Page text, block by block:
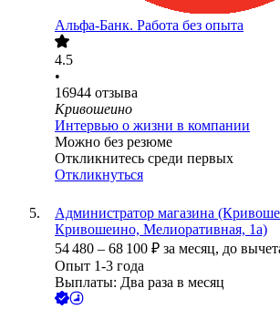
Альфа-Банк. Работа без опыта
4.5
•
16944 отзыва
Кривошеино
Интервью о жизни в компании
Можно без резюме
Откликнитесь среди первых
Откликнуться
Администратор магазина
Кривошеино, Мелиоративная, 1а)
54 480 – 68 100 ₽ за месяц, до
Опыт 1-3 года
Выплаты: Два раза в месяц